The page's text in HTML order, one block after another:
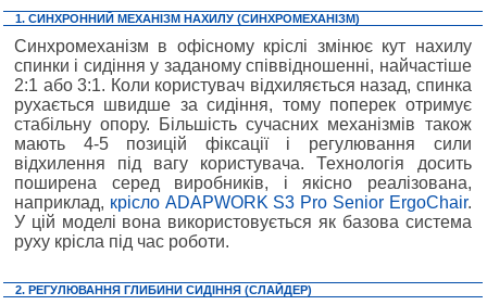
1. СИНХРОННИЙ МЕХАНІЗМ НАХИЛУ (СИНХРОМЕХАНІЗМ)
Синхромеханізм в офісному кріслі змінює кут нахилу
спинки і сидіння у заданому співвідношенні, найчастіше
2:1 або 3:1. Коли користувач відхиляється назад, спинка
рухається швидше за сидіння, тому поперек отримує
стабільну опору. Більшість сучасних механізмів також
мають 4-5 позицій фіксації і регулювання сили
відхилення під вагу користувача. Технологія досить
поширена серед виробників, і якісно реалізована,
наприклад, крісло ADAPWORK S3 Pro Senior ErgoChair.
У цій моделі вона використовується як базова система
руху крісла під час роботи.
2. РЕГУЛЮВАННЯ ГЛИБИНИ СИДІННЯ (СЛАЙДЕР)